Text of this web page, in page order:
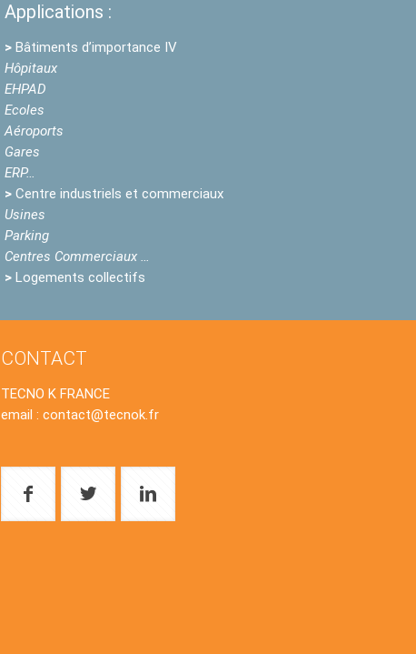
Applications :
> Bâtiments d’importance IV
Hôpitaux
EHPAD
Ecoles
Aéroports
Gares
ERP…
> Centre industriels et commerciaux
Usines
Parking
Centres Commerciaux …
> Logements collectifs
CONTACT
TECNO K FRANCE
email : contact@tecnok.fr